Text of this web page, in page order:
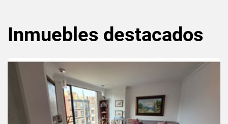
Inmuebles destacados